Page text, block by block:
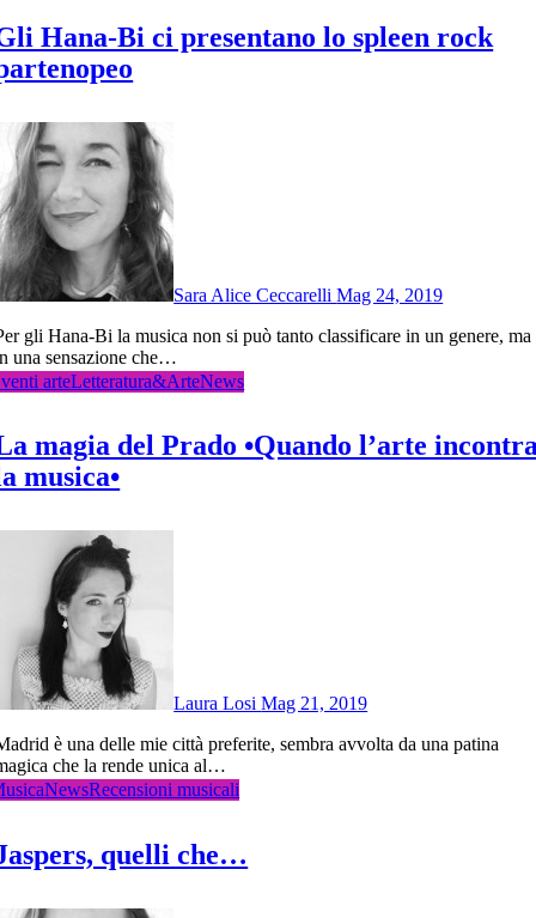
Hana-Bi ci presentano lo spleen rock
Sara Alice CeccarelliMag 24, 2019
in un genere, ma
una sensazione che…
arteLetteratura&ArteNews
magia del Prado •Quando l’arte
musica•
Laura LosiMag 21, 2019
sembra avvolta da una patina
che la rende unica al…
NewsRecensioni musicali
quelli che…